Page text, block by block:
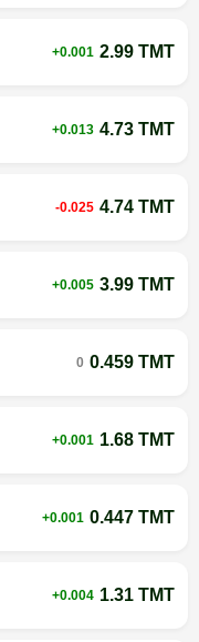
+0.001 2.99 TMT
+0.013 4.73 TMT
-0.025 4.74 TMT
+0.005 3.99 TMT
0 0.459 TMT
+0.001 1.68 TMT
+0.001 0.447 TMT
+0.004 1.31 TMT